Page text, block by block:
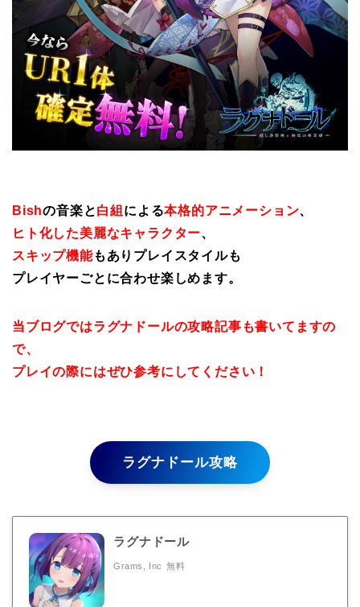
Bishの音楽と白組 による本格的アニメーション、
ヒト化した美麗なキャラクター、
スキップ機能もありプレイスタイルも
プレイヤーごとに合わせ楽しめます。
当ブログではラグナドールの攻略記事も書いてますの
で、
プレイの際にはぜひ参考にしてください！
ラグナドール攻略
ラグナドール
Grams, Inc 無料